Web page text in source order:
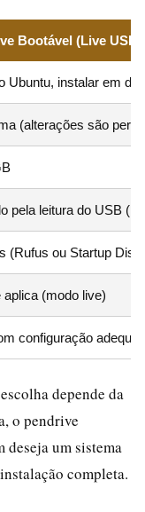
Bootável (Live USB)
Ubuntu, instalar em
(alterações são
pela leitura do USB
(Rufus ou Startup Disk
aplica (modo live)
configuração
depende da
o pendrive
deseja um sistema
completa.